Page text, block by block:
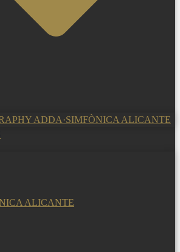
ADDA·SIMFÒNICA ALICANTE
ALICANTE